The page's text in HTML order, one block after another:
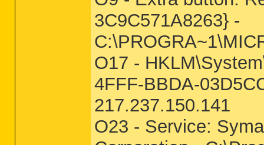
3C9C571A8263} -
O17 -
4FFF-BBDA-
217.237.150.141
O23 - Service: